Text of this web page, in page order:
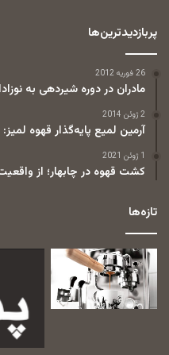
پربازدیدترین‌ها
26 فوریه 2012
مادران در دوره شیردهی به
2 ژوئن 2014
آرمین لمیع پایه‌گذار قهوه
1 ژوئن 2021
کشت قهوه در چابهار؛ از واقعیت
تازه‌ها